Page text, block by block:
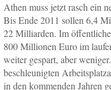
Athen muss jetzt rasch ein
Bis Ende 2011 sollen 6,4
22 Milliarden. Im
800 Millionen Euro im
weiter gespart, aber
beschleunigten
in den kommenden Jahren